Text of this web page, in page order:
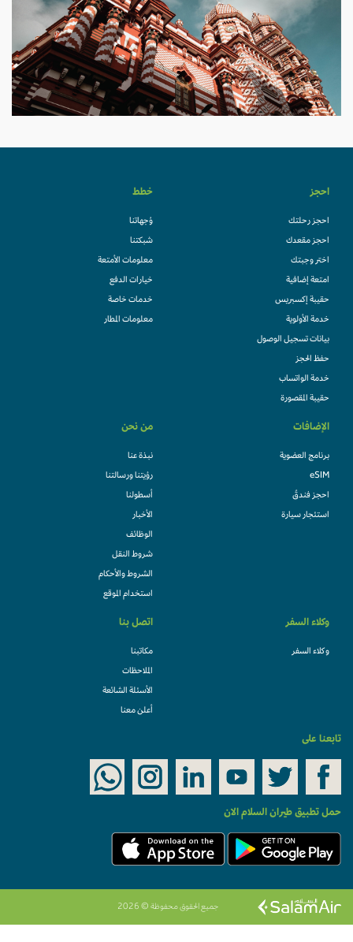
احجز
احجز رحلتك
احجز مقعدك
اختر وجبتك
امتعة إضافية
حقيبة إكسبريس
خدمة الأولوية
بيانات تسجيل الوصول
حفظ الحجز
خدمة الواتساب
حقيبة المقصورة
خطط
وُجهاتنا
شبكتنا
معلومات الأمتعة
خيارات الدفع
خدمات خاصة
معلومات المطار
الإضافات
برنامج العضوية
eSIM
احجز فندقً
استئجار سيارة
من نحن
نبذة عنا
رؤيتنا ورسالتنا
أسطولنا
الأخبار
الوظائف
شروط النقل
الشروط والأحكام
استخدام الموقع
وكلاء السفر
وكلاء السفر
اتصل بنا
مكاتبنا
الملاحظات
الأسئلة الشائعة
أعلن معنا
تابعنا على
حمل تطبيق طيران السلام الان
جميع الحقوق محفوظة © 2026